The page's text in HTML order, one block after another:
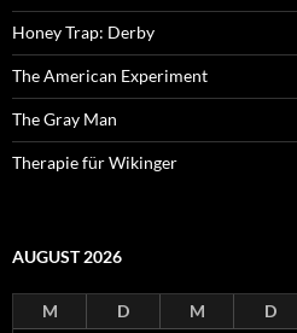
Honey Trap: Derby
The American Experiment
The Gray Man
Therapie für Wikinger
AUGUST 2026
M D M D